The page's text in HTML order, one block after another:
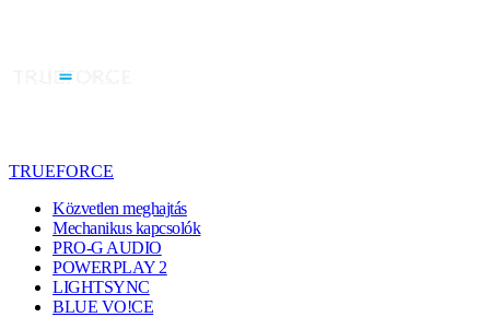
TRUEFORCE
Közvetlen meghajtás
Mechanikus kapcsolók
PRO-G AUDIO
POWERPLAY 2
LIGHTSYNC
BLUE VO!CE